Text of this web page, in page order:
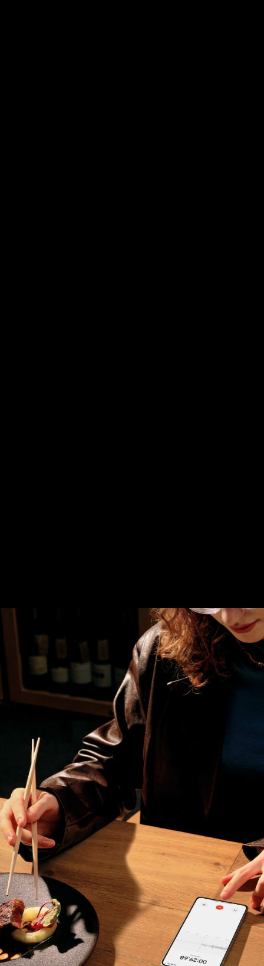
Grabadora IA
Tu capturador de
inspiración
Cada palabra, cada voz, capturada con precisión.
Grabadora IA es tu elección confiable para convertir
charlas en guiones, y también es experta en
idiomas. Siempre lista para anotar todos esos
momentos.